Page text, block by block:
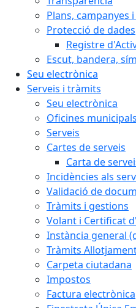
Plans, campanyes
Protecció de dades
Registre
Escut, bandera,
Seu electrònica
Serveis i tràmits
Seu electrònica
Oficines municipals
Serveis
Cartes de serveis
Carta de
Incidències als
Validació de
Tràmits i gestions
Volant i Certificat
Instància general
Tràmits
Carpeta ciutadana
Impostos
Factura electrònica